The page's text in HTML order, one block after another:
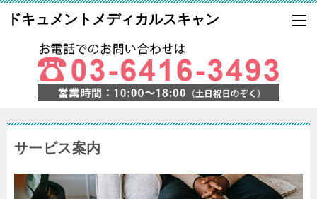
ドキュメントメディカルスキャン
サービス案内